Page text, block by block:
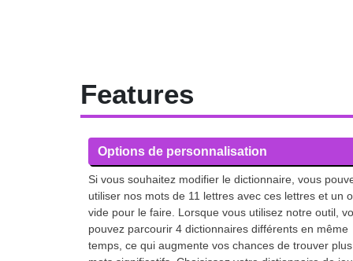
Features
Options de personnalisation
Si vous souhaitez modifier le dictionnaire, vous
utiliser nos mots de 11 lettres avec ces lettres et un
vide pour le faire. Lorsque vous utilisez notre outil,
pouvez parcourir 4 dictionnaires différents en même
temps, ce qui augmente vos chances de trouver